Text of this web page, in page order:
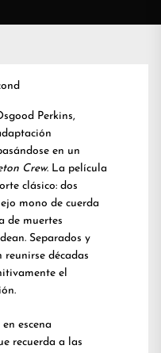
Perkins,
en un
Crew. La película
clásico: dos
mono de cuerda
de muertes
Separados y
décadas
el
escena
recuerda a las